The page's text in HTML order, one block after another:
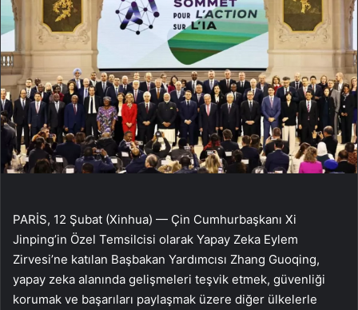
PARİS, 12 Şubat (Xinhua) — Çin Cumhurbaşkanı Xi
Jinping’in Özel Temsilcisi olarak Yapay Zeka Eylem
Zirvesi’ne katılan Başbakan Yardımcısı Zhang Guoqing,
yapay zeka alanında gelişmeleri teşvik etmek, güvenliği
korumak ve başarıları paylaşmak üzere diğer ülkelerle